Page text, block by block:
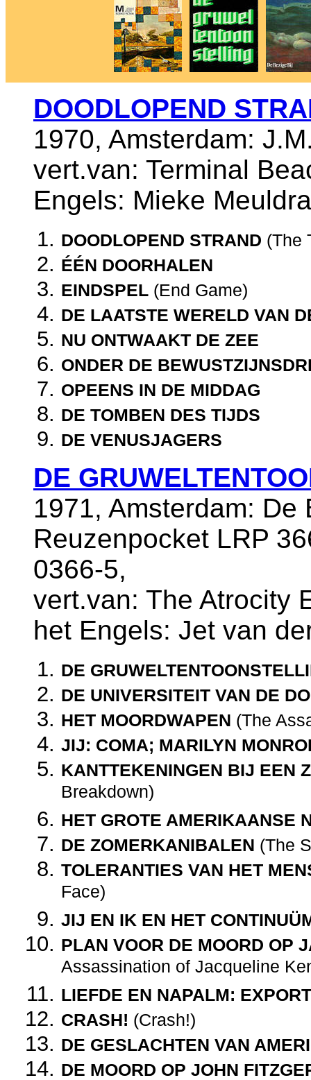
DOODLOPEND
1970, Amsterdam:
vert.van: Terminal
Engels: Mieke
DOODLOPEND STRAND (The
ÉÉN DOORHALEN
EINDSPEL (End Game)
DE LAATSTE WERELD VAN
NU ONTWAAKT DE ZEE
ONDER DE
OPEENS IN DE MIDDAG
DE TOMBEN DES TIJDS
DE VENUSJAGERS
DE
1971, Amsterdam:
Reuzenpocket LRP
0366-5,
vert.van: The Atrocity
het Engels: Jet van
DE
DE UNIVERSITEIT VAN DE
HET MOORDWAPEN (The
JIJ: COMA; MARILYN
KANTTEKENINGEN BIJ EEN
Breakdown)
HET GROTE AMERIKAANSE
DE ZOMERKANIBALEN (The
TOLERANTIES VAN HET
Face)
JIJ EN IK EN HET
PLAN VOOR DE MOORD OP
Assassination of Jacqueline
LIEFDE EN NAPALM:
CRASH! (Crash!)
DE GESLACHTEN VAN
DE MOORD OP JOHN